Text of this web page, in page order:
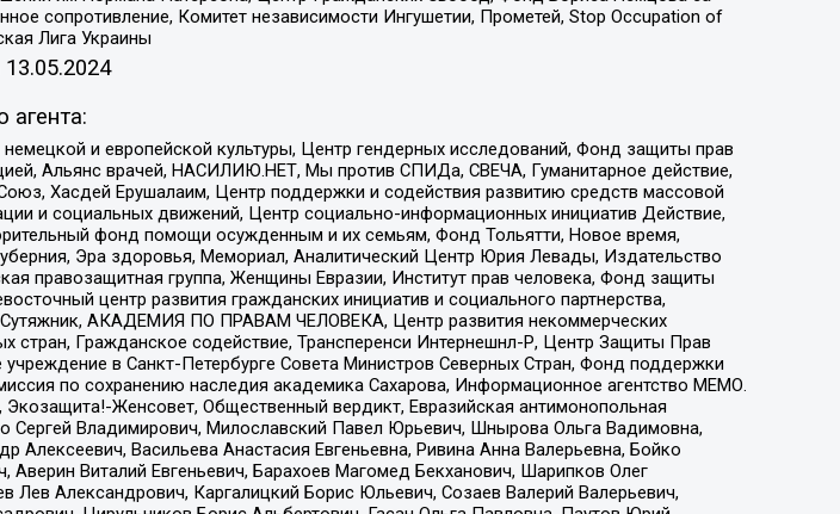
сопротивление, Комитет независимости Ингушетии, Прометей, Stop Occupation of
Лига Украины
13.05.2024
и европейской культуры, Центр гендерных исследований, Фонд защиты прав
Альянс врачей, НАСИЛИЮ.НЕТ, Мы против СПИДа, СВЕЧА, Гуманитарное действие,
Хасдей Ерушалаим, Центр поддержки и содействия развитию средств массовой
и социальных движений, Центр социально-информационных инициатив Действие,
фонд помощи осужденным и их семьям, Фонд Тольятти, Новое время,
Эра здоровья, Мемориал, Аналитический Центр Юрия Левады, Издательство
правозащитная группа, Женщины Евразии, Институт прав человека, Фонд защиты
центр развития гражданских инициатив и социального партнерства,
Сутяжник, АКАДЕМИЯ ПО ПРАВАМ ЧЕЛОВЕКА, Центр развития некоммерческих
стран, Гражданское содействие, Трансперенси Интернешнл-Р, Центр Защиты Прав
в Санкт-Петербурге Совета Министров Северных Стран, Фонд поддержки
по сохранению наследия академика Сахарова, Информационное агентство МЕМО.
Женсовет, Общественный вердикт, Евразийская антимонопольная
Сергей Владимирович, Милославский Павел Юрьевич, Шнырова Ольга Вадимовна,
Васильева Анастасия Евгеньевна, Ривина Анна Валерьевна, Бойко
Виталий Евгеньевич, Барахоев Магомед Бекханович, Шарипков Олег
Александрович, Каргалицкий Борис Юльевич, Созаев Валерий Валерьевич,